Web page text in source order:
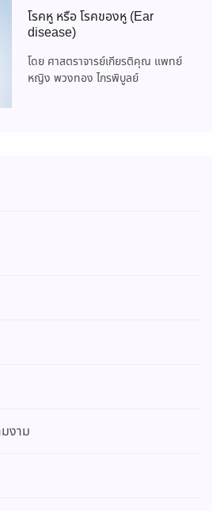
โรคหู หรือ โรคของหู (Ear
disease)
โดย ศาสตราจารย์เกียรติคุณ แพทย์
หญิง พวงทอง ไกรพิบูลย์
งาม